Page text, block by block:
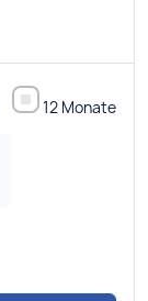
12 Monate